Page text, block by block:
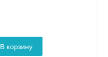
В корзину